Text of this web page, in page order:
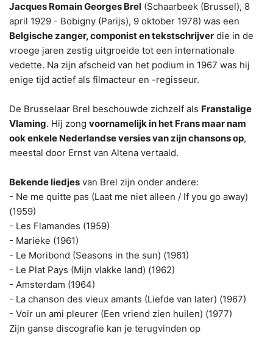
Jacques Romain Georges Brel (Schaarbeek (Brussel), 8
april 1929 - Bobigny (Parijs), 9 oktober 1978) was een
Belgische zanger, componist en tekstschrijver die in de
vroege jaren zestig uitgroeide tot een internationale
vedette. Na zijn afscheid van het podium in 1967 was hij
enige tijd actief als filmacteur en -regisseur.
De Brusselaar Brel beschouwde zichzelf als Franstalige
Vlaming. Hij zong voornamelijk in het Frans maar nam
ook enkele Nederlandse versies van zijn chansons op,
meestal door Ernst van Altena vertaald.
Bekende liedjes van Brel zijn onder andere:
- Ne me quitte pas (Laat me niet alleen / If you go away)
(1959)
- Les Flamandes (1959)
- Marieke (1961)
- Le Moribond (Seasons in the sun) (1961)
- Le Plat Pays (Mijn vlakke land) (1962)
- Amsterdam (1964)
- La chanson des vieux amants (Liefde van later) (1967)
- Voir un ami pleurer (Een vriend zien huilen) (1977)
Zijn ganse discografie kan je terugvinden op